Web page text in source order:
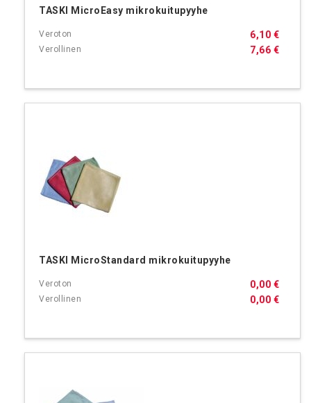
TASKI MicroEasy mikrokuitupyyhe
7,66 €
6,10 €
TASKI MicroStandard mikrokuitupyyhe
0,00 €
0,00 €